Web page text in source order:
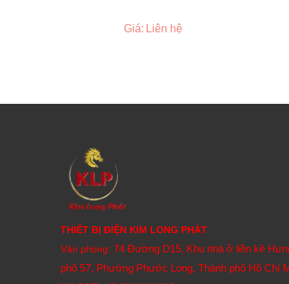
Giá: Liên hệ
THIẾT BỊ ĐIỆN KIM LONG PHÁT
Văn phòng: 74 Đường D15, Khu nhà ở liền kề
phố 57, Phường Phước Long, Thành phố Hồ Chí